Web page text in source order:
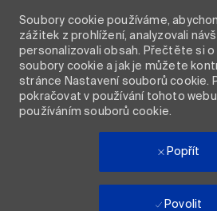
Soubory cookie používáme,
zážitek z prohlížení, analyzovali
personalizovali obsah. Přečtěte si
soubory cookie a jak je můžete
stránce Nastavení souborů cookie.
pokračovat v používání tohoto
používáním souborů cookie.
Popřít
Povolit